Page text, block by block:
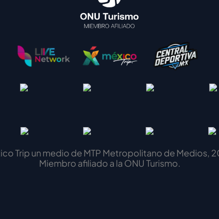
Trip un medio de MTP Metropolitano de Medios,
Miembro afiliado a la ONU Turismo.